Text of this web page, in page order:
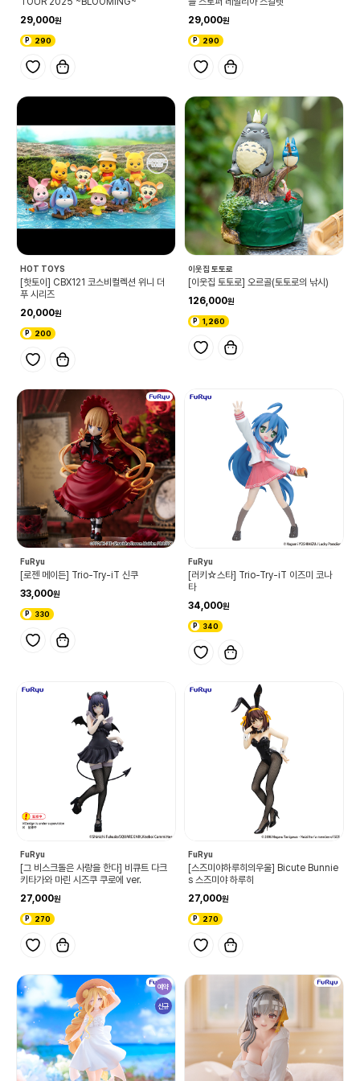
29,000
290
29,000
290
HOT TOYS
[핫토이] CBX121 코스비컬렉션 위니 더
푸 시리즈
20,000
200
이웃집 토토로
[이웃집 토토로] 오르골(토토로의 낚시)
126,000
1,260
FuRyu
[로젠 메이든] Trio-Try-iT 신쿠
33,000
330
FuRyu
[러키☆스타] Trio-Try-iT 이즈미 코나
타
34,000
340
FuRyu
[그 비스크돌은 사랑을 한다] 비큐트 다크
키타가와 마린 시즈쿠 쿠로에 ver.
27,000
270
FuRyu
[스즈미야하루히의우울] Bicute Bunnie
s 스즈미야 하루히
27,000
270
예약
신규